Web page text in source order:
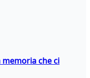
che ci